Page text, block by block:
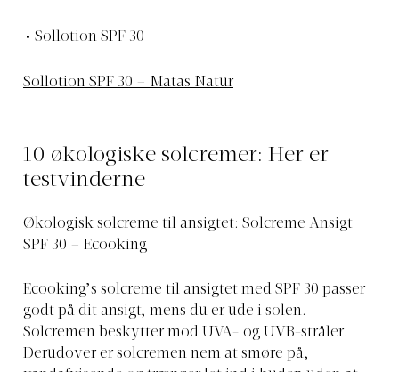
Sollotion SPF 30
Sollotion SPF 30 – Matas Natur
10 økologiske solcremer: Her er
testvinderne
Økologisk solcreme til ansigtet: Solcreme Ansigt
SPF 30 – Ecooking
Ecooking’s solcreme til ansigtet med SPF 30 passer
godt på dit ansigt, mens du er ude i solen.
Solcremen beskytter mod UVA- og UVB-stråler.
Derudover er solcremen nem at smøre på,